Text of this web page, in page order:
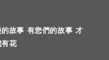
故事 有您們的故事 才
花